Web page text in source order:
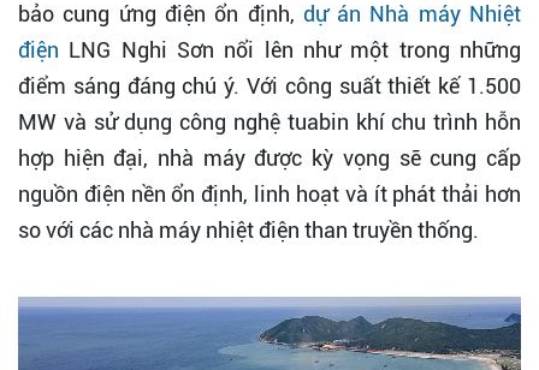
bảo cung ứng điện ổn định, dự án Nhà máy Nhiệt
điện LNG Nghi Sơn nổi lên như một trong những
điểm sáng đáng chú ý. Với công suất thiết kế 1.500
MW và sử dụng công nghệ tuabin khí chu trình hỗn
hợp hiện đại, nhà máy được kỳ vọng sẽ cung cấp
nguồn điện nền ổn định, linh hoạt và ít phát thải hơn
so với các nhà máy nhiệt điện than truyền thống.